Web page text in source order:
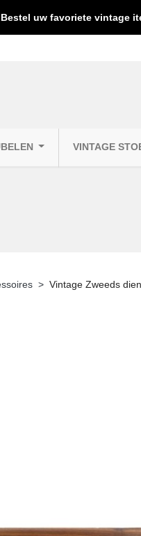
Bestel uw favoriete vintage
VINTAGE
Vintage Zweeds